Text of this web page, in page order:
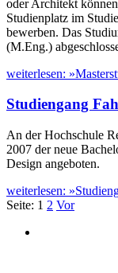
oder Architekt
Studienplatz im
bewerben. Das
(M.Eng.)
weiterlesen:
Studiengang
An der Hochschule
2007 der neue
Design angeboten.
weiterlesen:
Seite: 1 2 Vor